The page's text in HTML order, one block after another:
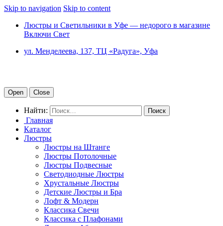
Skip to navigation Skip to content
Люстры и Светильники в Уфе — недорого в магазине
Включи Свет
ул. Менделеева, 137, ТЦ «Радуга», Уфа
Open Close
Найти:
Главная
Каталог
Люстры
Люстры на Штанге
Люстры Потолочные
Люстры Подвесные
Светодиодные Люстры
Хрустальные Люстры
Детские Люстры и Бра
Лофт & Модерн
Классика Свечи
Классика с Плафонами